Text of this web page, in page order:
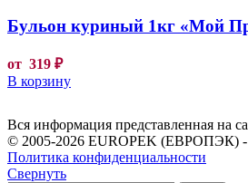
Бульон куриный 1кг «Мой
от 319 ₽
В корзину
Вся информация представленная на
© 2005-2026 EUROPEK (ЕВРОПЭК) -
Политика конфиденциальности
Свернуть